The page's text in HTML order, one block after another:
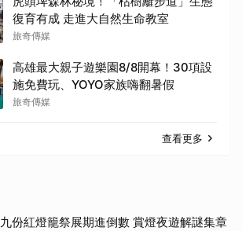
復育有成 走進大自然生命教室
旅奇傳媒
高雄最大親子遊樂園8/8開幕！30項設
施免費玩、YOYO家族嗨翻暑假
旅奇傳媒
查看更多
九份紅燈籠祭展期進倒數 賞燈夜遊解謎集章